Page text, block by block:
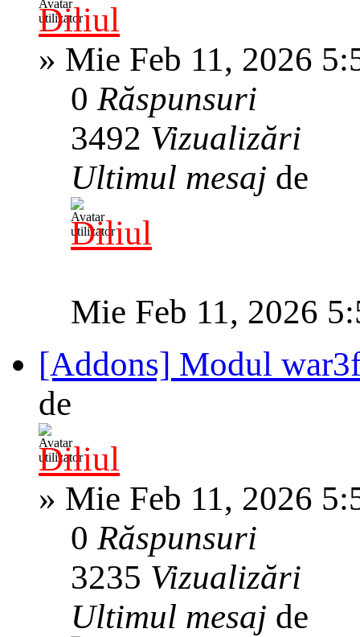
Diliul
» Mie Feb 11, 2026
0Răspunsuri
3492 Vizualizări
Ultimul mesaj de
Diliul
Mie Feb 11, 2026
[Addons] Modul
de
Diliul
» Mie Feb 11, 2026
0Răspunsuri
3235 Vizualizări
Ultimul mesaj de